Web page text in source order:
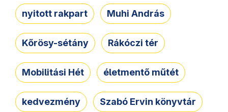
nyitott rakpart Muhi András
Kőrösy-sétány Rákóczi tér
Mobilitási Hét életmentő műtét
kedvezmény Szabó Ervin könyvtár